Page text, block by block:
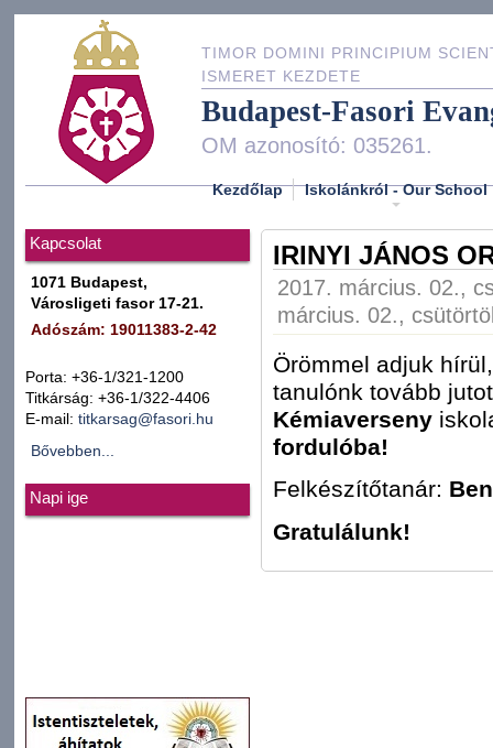
TIMOR DOMINI PRINCIPIUM
ISMERET KEZDETE
Budapest-Fasori
OM azonosító: 035261.
Kezdőlap Iskolánkról - Our School
Kapcsolat
1071 Budapest,
Városligeti fasor 17-21.
Adószám: 19011383-2-42
Porta: +36-1/321-1200
Titkárság: +36-1/322-4406
E-mail: titkarsag@fasori.hu
Bővebben...
Napi ige
IRINYI JÁNOS
2017. március. 02.,
március. 02.,
Örömmel adjuk
tanulónk tovább
Kémiaverseny
fordulóba!
Felkészítőtanár:
Gratulálunk!